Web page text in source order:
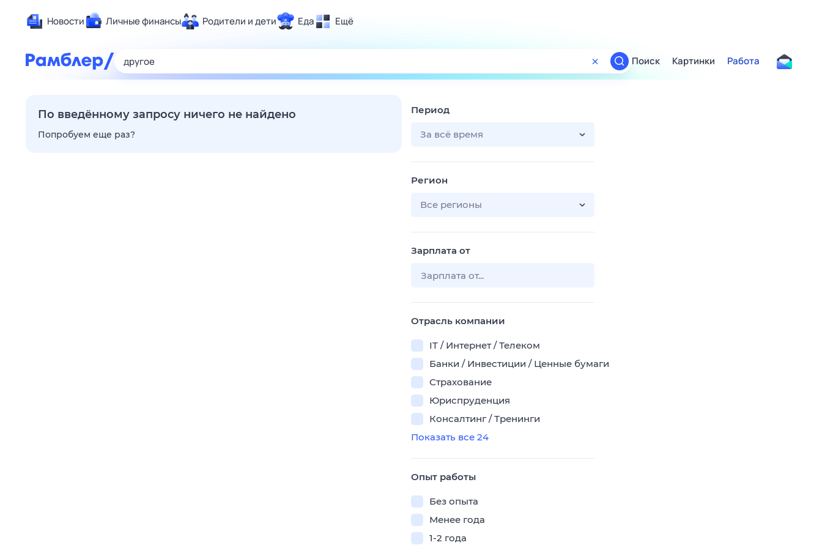
Новости Личные финансы Родители и дети Еда Ещё
Развлечения и отдых
Спорт
Поиск
ТВ-программа
Поиск Картинки Работа
По введённому запросу ничего не найдено
Попробуем еще раз?
Период
За всё время
Регион
Все регионы
Зарплата от
Отрасль компании
IT / Интернет / Телеком
Банки / Инвестиции / Ценные бумаги
Страхование
Юриспруденция
Консалтинг / Тренинги
Показать все 24
Опыт работы
Без опыта
Менее года
1-2 года